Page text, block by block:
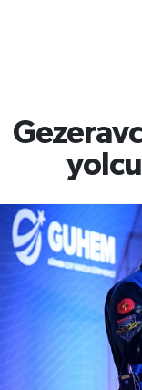
RESMİ
Gencsesfm